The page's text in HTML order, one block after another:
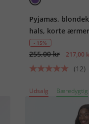
Pyjamas,
hals, korte ærmer
- 15%
255,00 kr 217,00
(12)
Udsalg Bæredygtig